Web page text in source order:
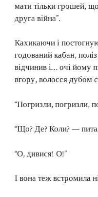
мати тільки грошей,
друга війна”.
Кахикаючи і
годований кабан,
відчинив і… очі йому
вгору, волосся дубом
“Погризли, погризли,
“Що? Де? Коли? —
“О, дивися! О!”
І вона теж встромила